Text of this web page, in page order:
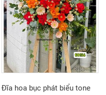
Đĩa hoa bục phát biểu tone